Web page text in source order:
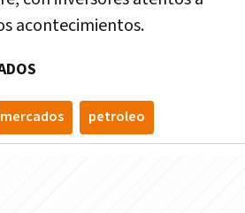
acontecimientos.
mercados petroleo